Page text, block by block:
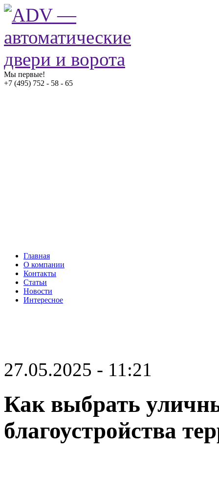
Мы первые!
+7 (495) 752 - 58 - 65
Главная
О компании
Контакты
Статьи
Новости
Интересное
27.05.2025 - 11:21
Как выбрать
благоустройства